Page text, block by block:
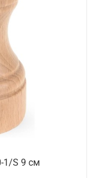
1/S 9 см